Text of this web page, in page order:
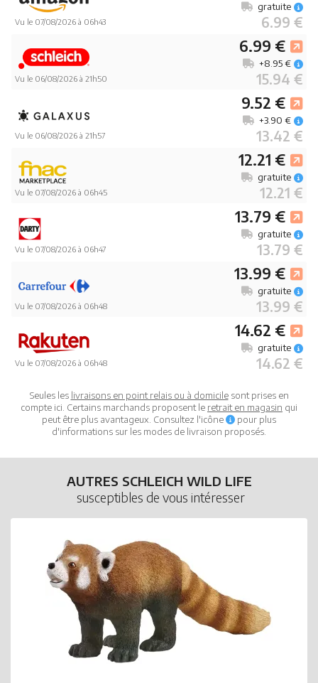
Vu le 07/08/2026 à 06h43 6.99 €
gratuite
Vu le 06/08/2026 à 21h50
6.99 €
15.94 €
+8.95 €
Vu le 06/08/2026 à 21h57
9.52 €
13.42 €
+3.90 €
Vu le 07/08/2026 à 06h45
12.21 €
12.21 €
gratuite
Vu le 07/08/2026 à 06h47
13.79 €
13.79 €
gratuite
Vu le 07/08/2026 à 06h48
13.99 €
13.99 €
gratuite
Vu le 07/08/2026 à 06h48
14.62 €
14.62 €
gratuite
Seules les livraisons en point relais ou à domicilesont prises en
compte ici. Certains marchands proposent le retrait en magasin qui
peut être plus avantageux. Consultez l'icône
pour plus
d'informations sur les modes de livraison proposés.
AUTRES SCHLEICH WILD LIFE
susceptibles de vous intéresser